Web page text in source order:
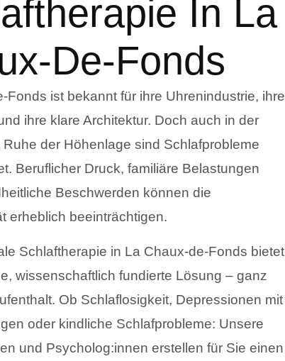
In La
De-Fonds
Fonds ist bekannt für ihre Uhrenindustrie, ihre
ihre klare Architektur. Doch auch in der
der Höhenlage sind Schlafprobleme
Beruflicher Druck, familiäre Belastungen
Beschwerden können die
erheblich beeinträchtigen.
Schlaftherapie in La Chaux-de-Fonds bietet
wissenschaftlich fundierte Lösung – ganz
Ob Schlaflosigkeit, Depressionen mit
oder kindliche Schlafprobleme: Unsere
und Psycholog:innen erstellen für Sie einen